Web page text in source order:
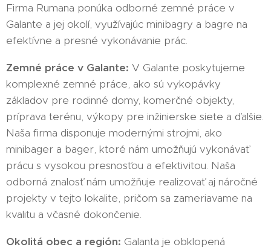
Firma Rumana ponúka odborné zemné práce v
Galante a jej okolí, využívajúc minibagry a bagre na
efektívne a presné vykonávanie prác.
Zemné práce v Galante: V Galante poskytujeme
komplexné zemné práce, ako sú vykopávky
základov pre rodinné domy, komerčné objekty,
príprava terénu, výkopy pre inžinierske siete a ďalšie.
Naša firma disponuje modernými strojmi, ako
minibager a bager, ktoré nám umožňujú vykonávať
prácu s vysokou presnosťou a efektivitou. Naša
odborná znalosť nám umožňuje realizovať aj náročné
projekty v tejto lokalite, pričom sa zameriavame na
kvalitu a včasné dokončenie.
Okolitá obec a región: Galanta je obklopená